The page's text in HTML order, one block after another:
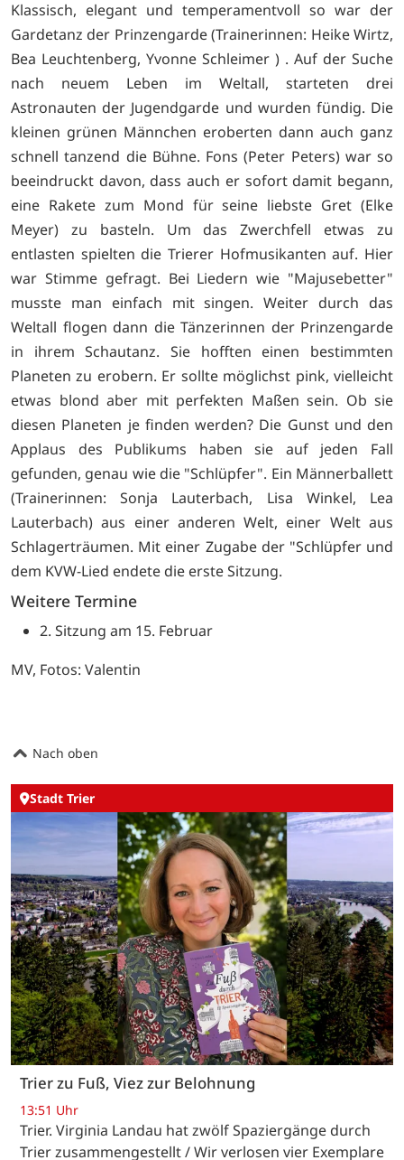
Klassisch, elegant und temperamentvoll so war der
Gardetanz der Prinzengarde (Trainerinnen: Heike Wirtz,
Bea Leuchtenberg, Yvonne Schleimer ) . Auf der Suche
nach neuem Leben im Weltall, starteten drei
Astronauten der Jugendgarde und wurden fündig. Die
kleinen grünen Männchen eroberten dann auch ganz
schnell tanzend die Bühne. Fons (Peter Peters) war so
beeindruckt davon, dass auch er sofort damit begann,
eine Rakete zum Mond für seine liebste Gret (Elke
Meyer) zu basteln. Um das Zwerchfell etwas zu
entlasten spielten die Trierer Hofmusikanten auf. Hier
war Stimme gefragt. Bei Liedern wie "Majusebetter"
musste man einfach mit singen. Weiter durch das
Weltall flogen dann die Tänzerinnen der Prinzengarde
in ihrem Schautanz. Sie hofften einen bestimmten
Planeten zu erobern. Er sollte möglichst pink, vielleicht
etwas blond aber mit perfekten Maßen sein. Ob sie
diesen Planeten je finden werden? Die Gunst und den
Applaus des Publikums haben sie auf jeden Fall
gefunden, genau wie die "Schlüpfer". Ein Männerballett
(Trainerinnen: Sonja Lauterbach, Lisa Winkel, Lea
Lauterbach) aus einer anderen Welt, einer Welt aus
Schlagerträumen. Mit einer Zugabe der "Schlüpfer und
dem KVW-Lied endete die erste Sitzung.
Weitere Termine
2. Sitzung am 15. Februar
MV, Fotos: Valentin
Nach oben
Stadt Trier
Trier zu Fuß, Viez zur Belohnung
13:51 Uhr
Trier. Virginia Landau hat zwölf Spaziergänge durch
Trier zusammengestellt / Wir verlosen vier Exemplare